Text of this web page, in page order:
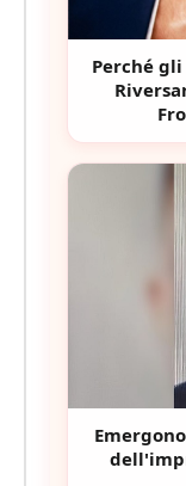
Perché